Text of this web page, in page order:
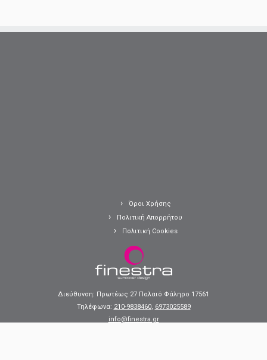
Όροι Χρήσης
Πολιτική Απορρήτου
Πολιτική Cookies
Διεύθυνση: Πρωτέως 27 Παλαιό Φάληρο 17561
Τηλέφωνα: 210-9838460, 6973025589
info@finestra.gr